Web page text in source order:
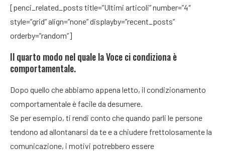
[penci_related_posts title=”Ultimi articoli” number=”4″
style=”grid” align=”none” displayby=”recent_posts”
orderby=”random”]
Il quarto modo nel quale la Voce ci condiziona è
comportamentale.
Dopo quello che abbiamo appena letto, il condizionamento
comportamentale è facile da desumere.
Se per esempio, ti rendi conto che quando parli le persone
tendono ad allontanarsi da te e a chiudere frettolosamente la
comunicazione, i motivi potrebbero essere